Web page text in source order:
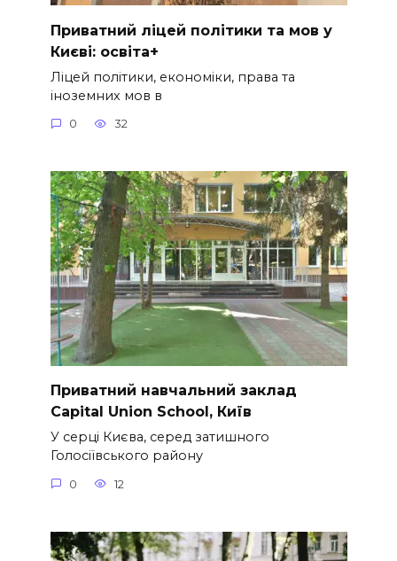
Приватний ліцей політики та мов у
Києві: освіта+
Ліцей політики, економіки, права та
іноземних мов в
0 32
Приватний навчальний заклад
Capital Union School, Київ
У серці Києва, серед затишного
Голосіївського району
0 12